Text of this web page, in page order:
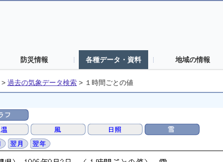
防災情報 各種データ・資料 地域の情報
> 過去の気象データ検索 > １時間ごとの値